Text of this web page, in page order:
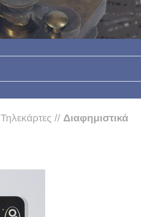
Τηλεκάρτες // Διαφημιστικά